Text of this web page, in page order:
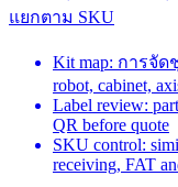
แยกตาม SKU
Kit map: การจั
robot, cabinet,
Label review:
QR before quote
SKU control:
receiving, FAT